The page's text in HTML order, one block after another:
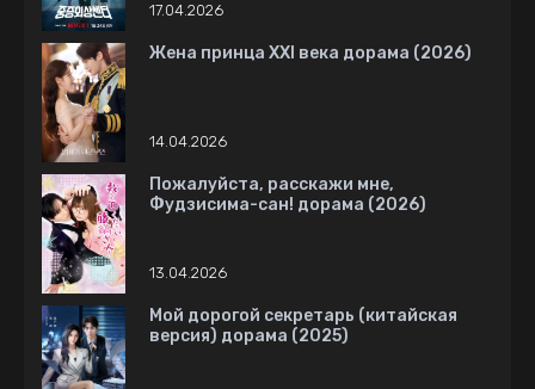
17.04.2026
Жена принца XXI века дорама (2026)
14.04.2026
Пожалуйста, расскажи мне,
Фудзисима-сан! дорама (2026)
13.04.2026
Мой дорогой секретарь (китайская
версия) дорама (2025)